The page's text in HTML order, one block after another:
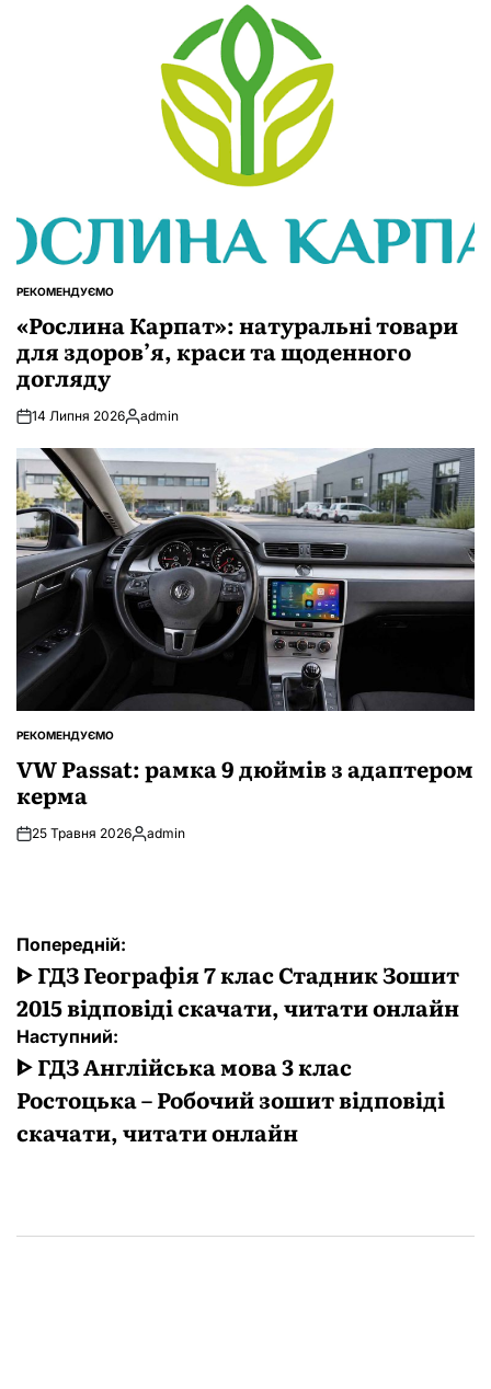
ОПУБЛІКУВАТИ
РЕКОМЕНДУЄМО
«Рослина Карпат»: натуральні товари
для здоров’я, краси та щоденного
догляду
14 Липня 2026Опубліковано
admin
ОПУБЛІКУВАТИ
РЕКОМЕНДУЄМО
VW Passat: рамка 9 дюймів з адаптером
керма
25 Травня 2026Опубліковано
admin
Навігація
записів
Попередній:
ᐈ ГДЗ Географія 7 клас Стадник Зошит
2015 відповіді скачати, читати онлайн
Наступний:
ᐈ ГДЗ Англійська мова 3 клас
Ростоцька – Робочий зошит відповіді
скачати, читати онлайн